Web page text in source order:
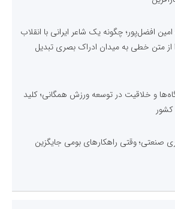
افضل‌پور؛ چگونه یک شاعر ایرانی با انقلاب
از متن خطی به میدان ادراک بصری تبدیل
و خلاقیت در توسعه ورزش همگانی؛ کلید
صنعتی؛ وقتی راهکارهای بومی جایگزین